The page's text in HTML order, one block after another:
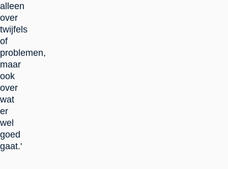
alleen
over
twijfels
of
problemen,
maar
ook
over
wat
er
wel
goed
gaat.'